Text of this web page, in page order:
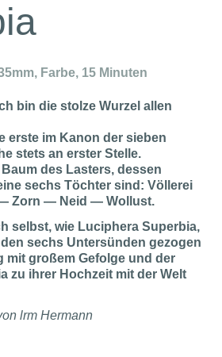
Farbe, 15 Minuten
bin die stolze Wurzel allen
erste im Kanon der sieben
stets an erster Stelle.
des Lasters, dessen
sechs Töchter sind: Völlerei
Zorn — Neid — Wollust.
selbst, wie Luciphera Superbia,
sechs Untersünden gezogen
mit großem Gefolge und der
zu ihrer Hochzeit mit der Welt
lrm Hermann